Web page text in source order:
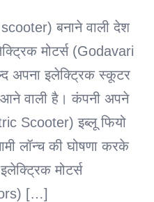
बनाने वाली देश
मोटर्स (Godavari
अपना इलेक्ट्रिक स्कूटर
वाली है। कंपनी अपने
Scooter) इब्लू फियो
लॉन्च की घोषणा करके
मोटर्स
[…]